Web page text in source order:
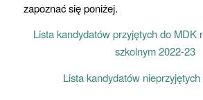
zapoznać się poniżej.
Lista kandydatów przyjętych do MDK
szkolnym 2022-23
Lista kandydatów